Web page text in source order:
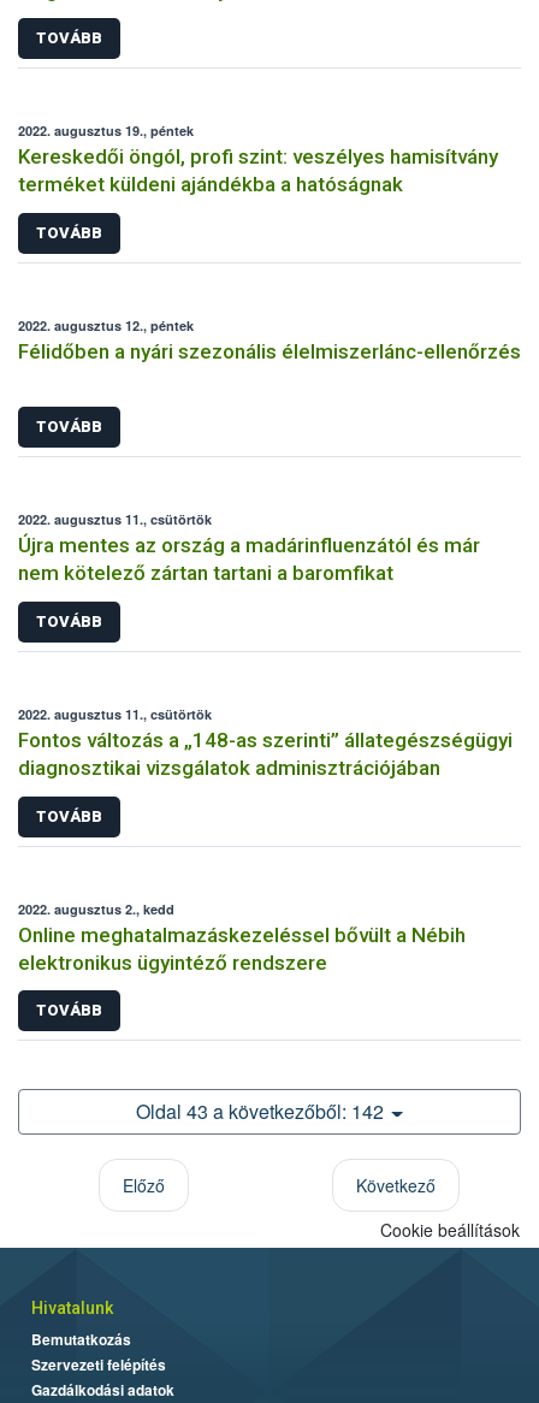
TOVÁBB
2022. augusztus 19., péntek
Kereskedői öngól, profi szint: veszélyes hamisítvány
terméket küldeni ajándékba a hatóságnak
TOVÁBB
2022. augusztus 12., péntek
Félidőben a nyári szezonális élelmiszerlánc-ellenőrzés
TOVÁBB
2022. augusztus 11., csütörtök
Újra mentes az ország a madárinfluenzától és már
nem kötelező zártan tartani a baromfikat
TOVÁBB
2022. augusztus 11., csütörtök
Fontos változás a „148-as szerinti” állategészségügyi
diagnosztikai vizsgálatok adminisztrációjában
TOVÁBB
2022. augusztus 2., kedd
Online meghatalmazáskezeléssel bővült a Nébih
elektronikus ügyintéző rendszere
TOVÁBB
Oldal 43 a következőből: 142
Előző
Következő
Cookie beállítások
Hivatalunk
Bemutatkozás
Szervezeti felépítés
Gazdálkodási adatok